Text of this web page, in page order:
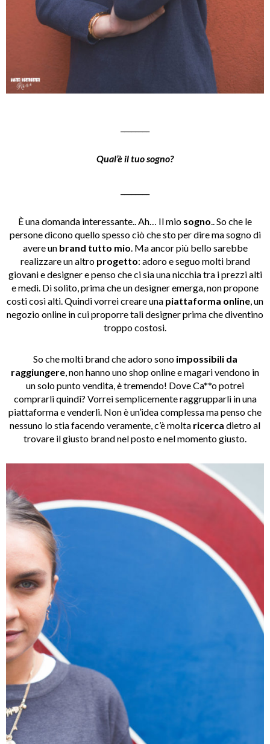
Qual’è il tuo sogno?
È una domanda interessante.. Ah… Il mio sogno.. So che le
persone dicono quello spesso ciò che sto per dire ma sogno di
avere un brand tutto mio. Ma ancor più bello sarebbe
realizzare un altro progetto: adoro e seguo molti brand
giovani e designer e penso che ci sia una nicchia tra i prezzi alti
e medi. Di solito, prima che un designer emerga, non propone
costi così alti. Quindi vorrei creare una piattaforma online, un
negozio online in cui proporre tali designer prima che diventino
troppo costosi.
So che molti brand che adoro sono impossibili da
raggiungere, non hanno uno shop online e magari vendono in
un solo punto vendita, è tremendo! Dove Ca**o potrei
comprarli quindi? Vorrei semplicemente raggrupparli in una
piattaforma e venderli. Non è un’idea complessa ma penso che
nessuno lo stia facendo veramente, c’è molta ricerca dietro al
trovare il giusto brand nel posto e nel momento giusto.